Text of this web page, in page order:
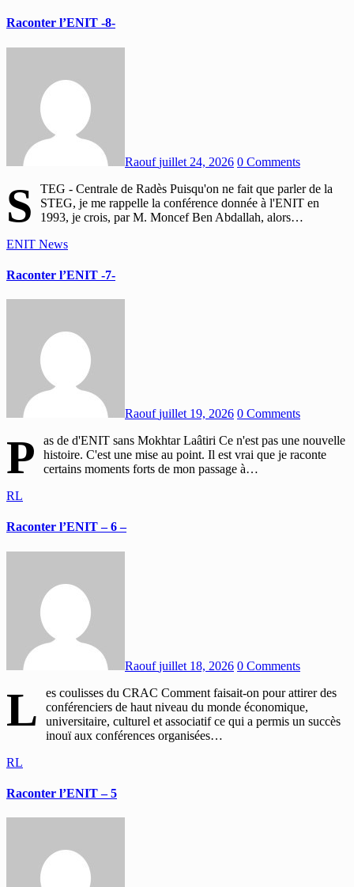
Raconter l’ENIT -8-
Raoufjuillet 24, 2026 0 Comments
S
TEG - Centrale de Radès Puisqu'on ne fait que parler de la
STEG, je me rappelle la conférence donnée à l'ENIT en
1993, je crois, par M. Moncef Ben Abdallah, alors…
ENIT News
Raconter l’ENIT -7-
Raoufjuillet 19, 2026 0 Comments
P
as de d'ENIT sans Mokhtar Laâtiri Ce n'est pas une nouvelle
histoire. C'est une mise au point. Il est vrai que je raconte
certains moments forts de mon passage à…
RL
Raconter l’ENIT – 6 –
Raoufjuillet 18, 2026 0 Comments
L
es coulisses du CRAC Comment faisait-on pour attirer des
conférenciers de haut niveau du monde économique,
universitaire, culturel et associatif ce qui a permis un succès
inouï aux conférences organisées…
RL
Raconter l’ENIT – 5